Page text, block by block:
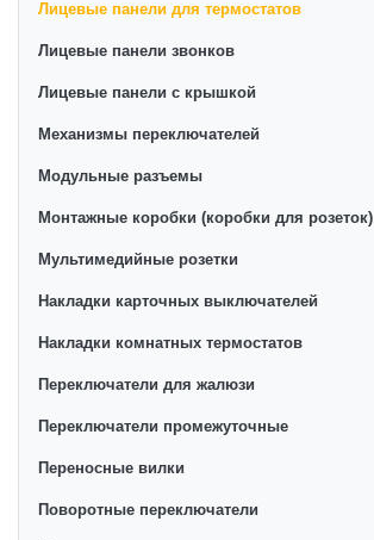
Лицевые панели для термостатов
Лицевые панели звонков
Лицевые панели с крышкой
Механизмы переключателей
Модульные разъемы
Монтажные коробки (коробки для розеток)
Мультимедийные розетки
Накладки карточных выключателей
Накладки комнатных термостатов
Переключатели для жалюзи
Переключатели промежуточные
Переносные вилки
Поворотные переключатели